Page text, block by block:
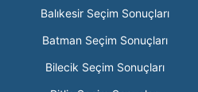
Balıkesir Seçim Sonuçları
Batman Seçim Sonuçları
Bilecik Seçim Sonuçları